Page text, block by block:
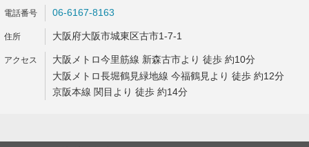
06-6167-8163
大阪府大阪市城東区古市1-7-1
大阪メトロ今里筋線 新森古市より 徒歩 約10分
大阪メトロ長堀鶴見緑地線 今福鶴見より 徒歩 約12分
京阪本線 関目より 徒歩 約14分